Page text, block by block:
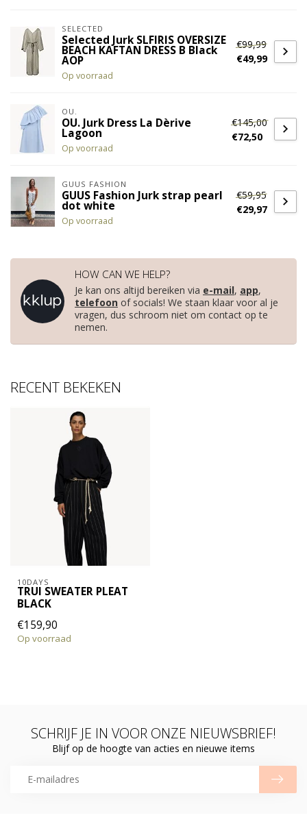
SELECTED
Selected Jurk SLFIRIS OVERSIZE
BEACH KAFTAN DRESS B Black
AOP
Op voorraad
€99,99
€49,99
OU.
OU. Jurk Dress La Dèrive
Lagoon
Op voorraad
€145,00
€72,50
GUUS FASHION
GUUS Fashion Jurk strap pearl
dot white
Op voorraad
€59,95
€29,97
HOW CAN WE HELP?
Je kan ons altijd bereiken via e-mail, app,
telefoon of socials! We staan klaar voor al je
vragen, dus schroom niet om contact op te
nemen.
RECENT BEKEKEN
10DAYS
TRUI SWEATER PLEAT
BLACK
€159,90
Op voorraad
SCHRIJF JE IN VOOR ONZE NIEUWSBRIEF!
Blijf op de hoogte van acties en nieuwe items